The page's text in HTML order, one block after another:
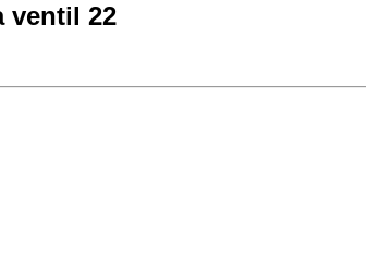
ventil 22